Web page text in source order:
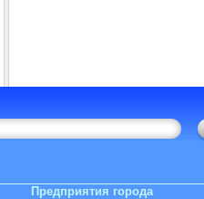
Предприятия города